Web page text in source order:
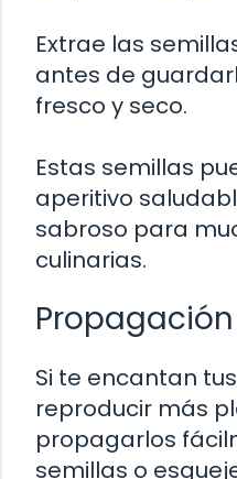
Extrae las
antes de
fresco y seco.
Estas semillas
aperitivo
sabroso para
culinarias.
Si te encantan
reproducir más
propagarlos
semillas o